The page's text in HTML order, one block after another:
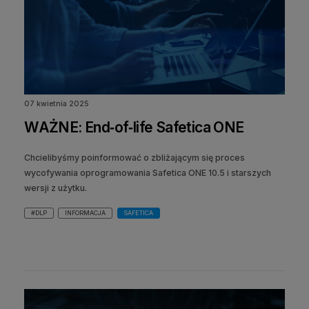
07 kwietnia 2025
WAŻNE: End‑of‑life Safetica ONE
Chcielibyśmy poinformować o zbliżającym się proces
wycofywania oprogramowania Safetica ONE 10.5 i starszych
wersji z użytku.
#DLP INFORMACJA SAFETICA